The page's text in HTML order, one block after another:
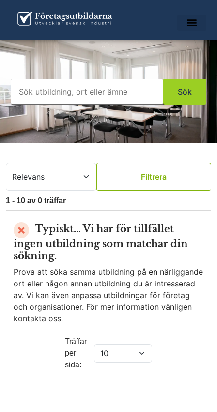
1 - 10 av 0 träffar
Filtrera
Typiskt… Vi har för tillfället
ingen utbildning som matchar din
sökning.
Prova att söka samma utbildning på en närliggande
ort eller någon annan utbildning du är intresserad
av. Vi kan även anpassa utbildningar för företag
och organisationer. För mer information vänligen
kontakta oss.
Träffar
per
sida: